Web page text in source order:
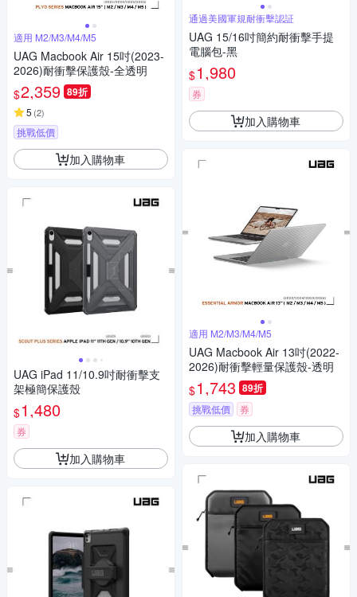
適用 M2/M3/M4/M5
UAG Macbook Air 15吋(2023-
2026)耐衝擊保護殼-全透明
$2,359 89折
5 (2)
挑戰低價
加入購物車
UAG iPad 11/10.9吋耐衝擊支
架極簡保護殼
$1,480
券
加入購物車
通過美國軍規耐衝擊認証
UAG 15/16吋簡約耐衝擊手提
電腦包-黑
$1,980
券
加入購物車
適用 M2/M3/M4/M5
UAG Macbook Air 13吋(2022-
2026)耐衝擊輕量保護殼-透明
$1,743 89折
挑戰低價 券
加入購物車